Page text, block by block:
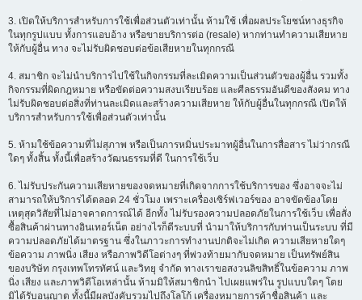
3. เปิดให้บริการสำหรับการใช้เพื่อส่วนตัวเท่านั้น ห้ามใช้ เพื่อผลประโยชน์ทางธุรกิจ
ในทุกรูปแบบ ทั้งการแอบอ้าง หรือขายบริการต่อ (resale) หากท่านทำความเสียหาย
ให้กับผู้อื่น ทาง จะไม่รับผิดชอบต่อข้อเสียหายในทุกกรณี
4. สมาชิก จะไม่นำบริการไปใช้ในกิจกรรมที่ละเมิดความเป็นส่วนตัวของผู้อื่น รวมทั้ง
กิจกรรมที่ผิดกฎหมาย หรือขัดต่อความสงบเรียบร้อย และศีลธรรมอันดีของสังคม ทาง
ไม่รับผิดชอบต่อสิ่งที่ท่านละเมิดและสร้างความเสียหาย ให้กับผู้อื่นในทุกกรณี เปิดให้
บริการสำหรับการใช้เพื่อส่วนตัวเท่านั้น
5. ห้ามใช้ข้อความที่ไม่สุภาพ หรือเป็นการหมิ่นประมาทผู้อื่นในการสื่อสาร ไม่ว่ากรณี
ใดๆ ทั้งสิ้น ทั้งนี้เพื่อสร้างวัฒนธรรมที่ดี ในการใช้เว็บ
6. ไม่รับประกันความเสียหายของจดหมายที่เกิดจากการใช้บริการของ ซึ่งอาจจะไม่
สามารถให้บริการได้ตลอด 24 ชั่วโมง เพราะเครื่องเซิร์ฟเวอร์ของ อาจขัดข้องโดย
เหตุสุดวิสัยที่ไม่อาจคาดการณ์ได้ อีกทั้ง ไม่รับรองความปลอดภัยในการใช้เว็บ เพื่อสั่ง
ซื้อสินค้าผ่านทางอินเทอร์เน็ต อย่างไรก็ดีระบบที่ นำมาให้บริการกับท่านเป็นระบบ ที่มี
ความปลอดภัยได้มาตรฐาน ซึ่งในภาวะการทำงานปกติจะไม่เกิด ความเสียหายใดๆ
ข้อความ ภาพนิ่ง เสียง หรือภาพวิดีโอต่างๆ ที่พ่วงท้ายมากับจดหมาย เป็นทรัพย์สิน
ของบริษัท กรุงเทพโทรทัศน์ และวิทยุ จำกัด ทางเราขอสงวนลิขสิทธิ์ในข้อความ ภาพ
นิ่ง เสียง และภาพวิดีโอเหล่านั้น ห้ามมิให้สมาชิกนำ ไปเผยแพร่ใน รูปแบบใดๆ โดย
มิได้รับอนุญาต ทั้งนี้มีผลบังคับรวมไปถึงโลโก้ เครื่องหมายการค้าชื่อสินค้า และ